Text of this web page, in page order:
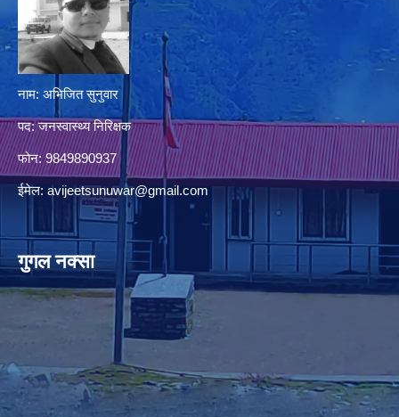
नाम: अभिजित सुनुवार
पद: जनस्वास्थ्य निरिक्षक
फोन: 9849890937
ईमेल: avijeetsunuwar@gmail.com
गुगल नक्सा